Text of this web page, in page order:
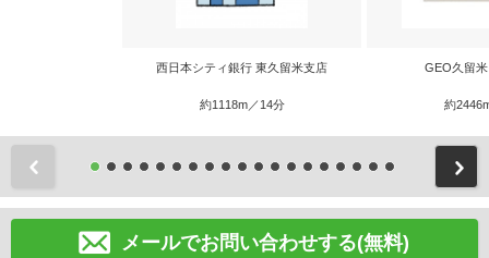
西日本シティ銀行 東久留米支店
約1118m／14分
GEO久留
約
メールでお問い合わせする(無料)